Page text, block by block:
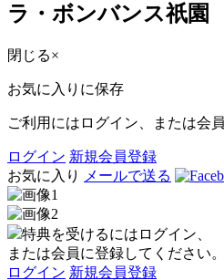
ラ・ボンバンス祇園
閉じる×
お気に入りに保存
ご利用にはログイン、または会
ログイン 新規会員登録
お気に入り
メールで送る
特典を受けるにはログイン、
または会員に登録してください。
ログイン 新規会員登録